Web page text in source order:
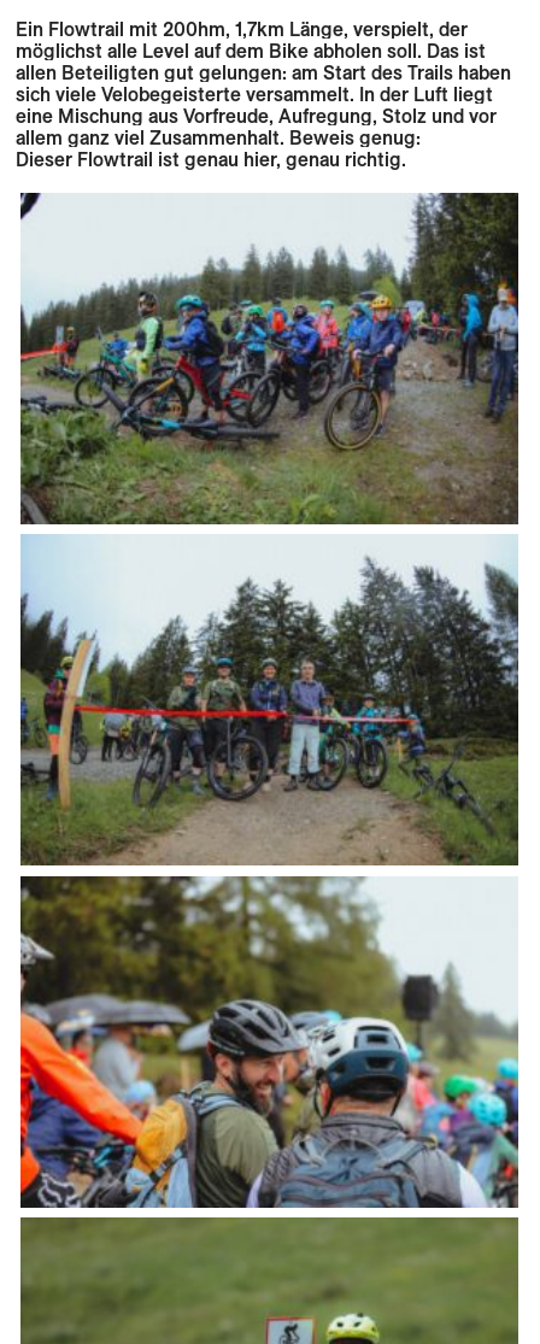
Ein Flowtrail mit 200hm, 1,7km Länge, verspielt, der
möglichst alle Level auf dem Bike abholen soll. Das ist
allen Beteiligten gut gelungen: am Start des Trails haben
sich viele Velobegeisterte versammelt. In der Luft liegt
eine Mischung aus Vorfreude, Aufregung, Stolz und vor
allem ganz viel Zusammenhalt. Beweis genug:
Dieser Flowtrail ist genau hier, genau richtig.